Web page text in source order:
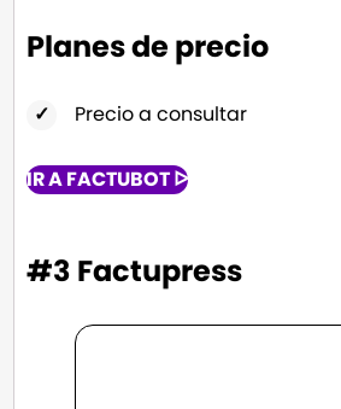
Planes de precio
Precio a consultar
IR A FACTUBOT ᐅ
#3 Factupress